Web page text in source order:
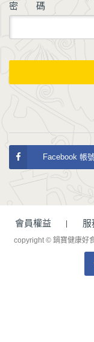
密 碼
Facebook 帳
會員權益 服
copyright © 鍋寶健康好